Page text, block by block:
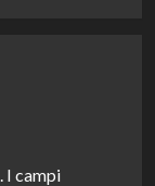
I campi